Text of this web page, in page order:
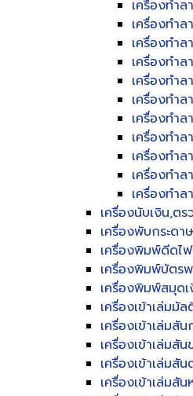
เครื่องทำ
เครื่องทำล
เครื่องทำล
เครื่องทำ
เครื่องทำล
เครื่องทำล
เครื่องทำล
เครื่องทำล
เครื่องทำล
เครื่องทำล
เครื่องทำล
เครื่องนับเงิน,ต
เครื่องพับกระด
เครื่องพิมพ์ดีดไ
เครื่องพิมพ์บัตร
เครื่องพิมพ์สมุด
เครื่องเข้าเล่มมั
เครื่องเข้าเล่มสั
เครื่องเข้าเล่มสั
เครื่องเข้าเล่มสัน
เครื่องเข้าเล่มสั